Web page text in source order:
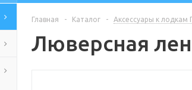
Главная - Каталог - Аксессуары к лодкам
Люверсная